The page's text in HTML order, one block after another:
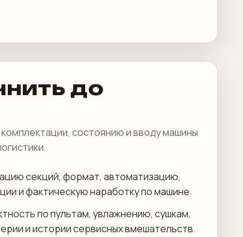
до
состоянию и вводу машины
секций, формат, автоматизацию,
и фактическую наработку по машине.
по пультам, увлажнению, сушкам,
и истории сервисных вмешательств.